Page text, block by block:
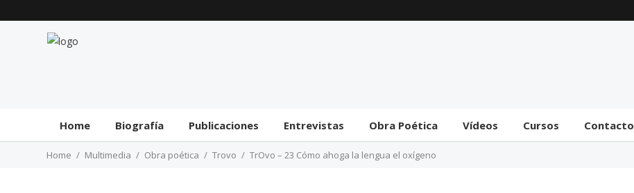
Home Biografía Publicaciones Entrevistas Obra Poética Vídeos Cursos Contacto
Home Multimedia Obra poética Trovo TrOvo – 23 Cómo ahoga la lengua el oxígeno